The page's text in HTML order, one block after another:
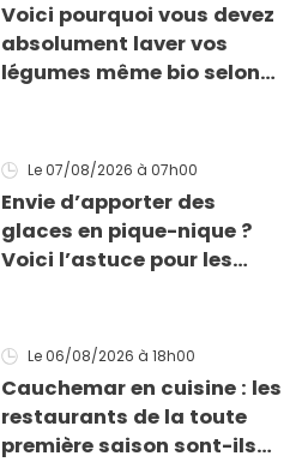
Voici pourquoi vous devez
absolument laver vos
légumes même bio selon
Le 07/08/2026 à 07h00
Envie d’apporter des
glaces en pique-nique ?
Voici l’astuce pour les
ne fondent !
Le 06/08/2026 à 18h00
Cauchemar en cuisine : les
restaurants de la toute
première saison sont-ils